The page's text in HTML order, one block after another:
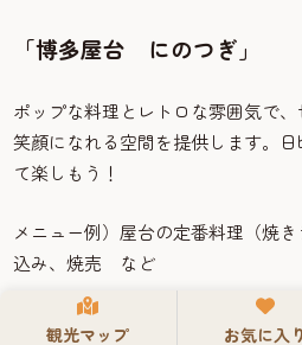
「博多屋台 にのつぎ」
ポップな料理とレトロな雰囲気で
笑顔になれる空間を提供します。
て楽しもう！
メニュー例）屋台の定番料理（焼
込み、焼売 など
観光マップ お気に入り